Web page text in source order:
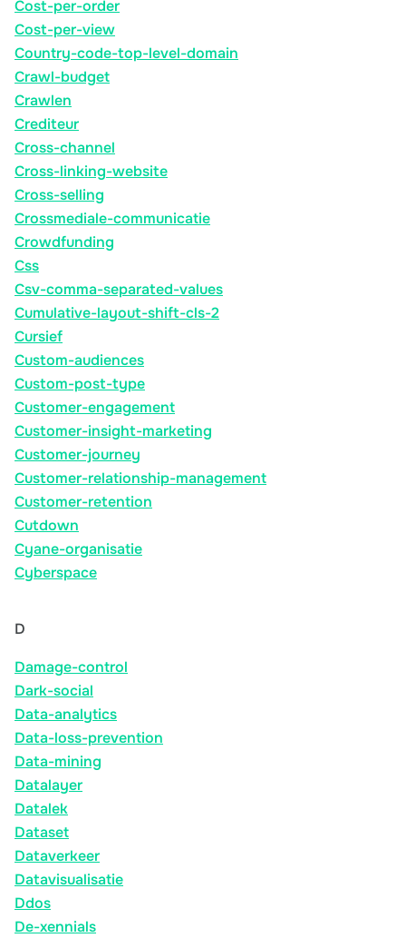
Cost-per-order
Cost-per-view
Country-code-top-level-domain
Crawl-budget
Crawlen
Crediteur
Cross-channel
Cross-linking-website
Cross-selling
Crossmediale-communicatie
Crowdfunding
Css
Csv-comma-separated-values
Cumulative-layout-shift-cls-2
Cursief
Custom-audiences
Custom-post-type
Customer-engagement
Customer-insight-marketing
Customer-journey
Customer-relationship-management
Customer-retention
Cutdown
Cyane-organisatie
Cyberspace
D
Damage-control
Dark-social
Data-analytics
Data-loss-prevention
Data-mining
Datalayer
Datalek
Dataset
Dataverkeer
Datavisualisatie
Ddos
De-xennials